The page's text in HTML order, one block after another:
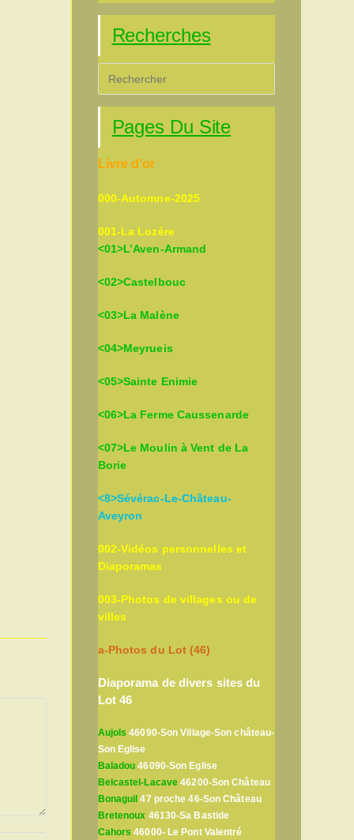
Recherches
Escape
Pages Du Site
Livre d’or
000-Automne-2025
001-La Lozère
<01>L’Aven-Armand
<02>Castelbouc
<03>La Malène
<04>Meyrueis
<05>Sainte Enimie
<06>La Ferme Caussenarde
<07>Le Moulin à Vent de La
Borie
<8>Sévérac-Le-Château-
Aveyron
002-Vidéos personnelles et
Diaporamas
003-Photos de villages ou de
villes
a-Photos du Lot (46)
Diaporama de divers sites du
Lot 46
Aujols 46090-Son Village-Son château-
Son Eglise
Baladou 46090-Son Eglise
Belcastel-Lacave 46200-Son Château
Bonaguil 47 proche 46-Son Château
Bretenoux 46130-Sa Bastide
Cahors 46000- Le Pont Valentré